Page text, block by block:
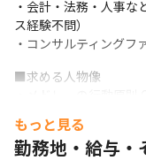
FortiGate, Cisco, etc.
▼クライアント
Windows, Mac,
Google Workspace,
Workday,
▼セキュリティ, デバイ
CrowdStrike, Jamf
・会計・法務・人事
ス経験不問）
・コンサルティングフ
■求める人物像
機能しているか、ステ
味を持てる方
もっと見る
勤務地・給与・